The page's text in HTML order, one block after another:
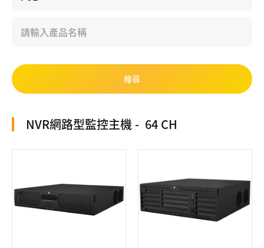
NVR網路型監控主機 64 CH